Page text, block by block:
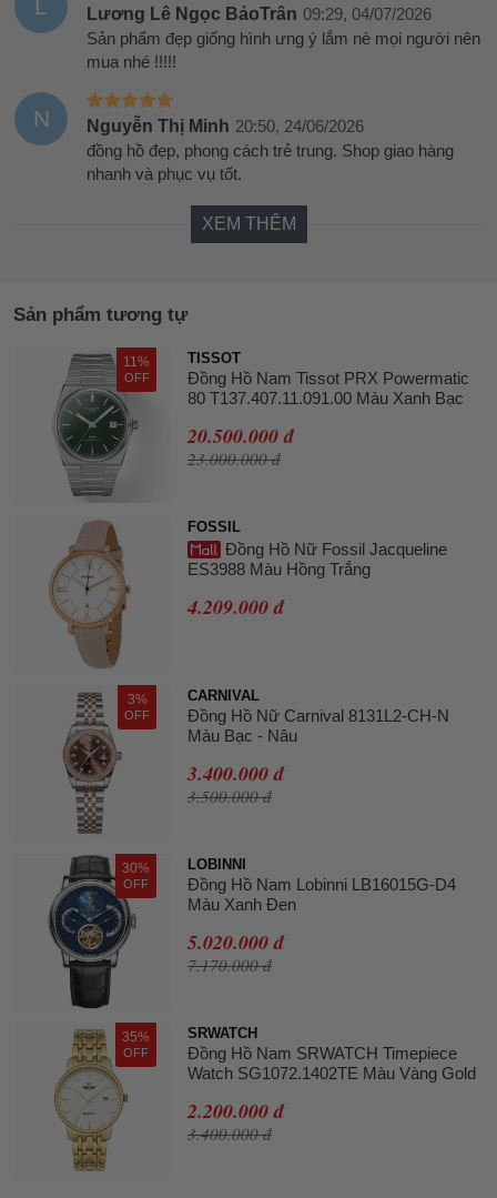
L Lương Lê Ngọc BảoTrân 09:29, 04/07/2026
Sản phẩm đẹp giống hình ưng ý lắm nè mọi người nên
mua nhé !!!!!
N Nguyễn Thị Minh 20:50, 24/06/2026
đồng hồ đẹp, phong cách trẻ trung. Shop giao hàng
nhanh và phục vụ tốt.
XEM THÊM
Sản phẩm tương tự
11%
OFF
TISSOT
Đồng Hồ Nam Tissot PRX Powermatic
80 T137.407.11.091.00 Màu Xanh Bạc
20.500.000 đ
23.000.000 đ
FOSSIL
Đồng Hồ Nữ Fossil Jacqueline
ES3988 Màu Hồng Trắng
4.209.000 đ
3%
OFF
CARNIVAL
Đồng Hồ Nữ Carnival 8131L2-CH-N
Màu Bạc - Nâu
3.400.000 đ
3.500.000 đ
30%
OFF
LOBINNI
Đồng Hồ Nam Lobinni LB16015G-D4
Màu Xanh Đen
5.020.000 đ
7.170.000 đ
35%
OFF
SRWATCH
Đồng Hồ Nam SRWATCH Timepiece
Watch SG1072.1402TE Màu Vàng Gold
2.200.000 đ
3.400.000 đ